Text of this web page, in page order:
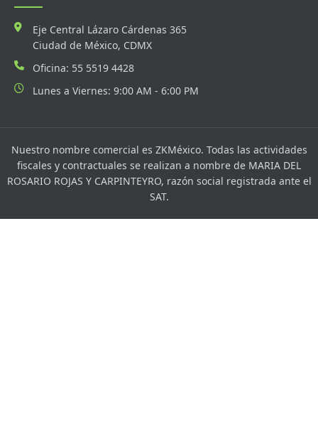
Eje Central Lázaro Cárdenas 365
Ciudad de México, CDMX
Oficina: 55 5519 4428
Lunes a Viernes: 9:00 AM - 6:00 PM
Nuestro nombre comercial es ZKMéxico. Todas las actividades
fiscales y contractuales se realizan a nombre de MARIA DEL
ROSARIO ROJAS Y CARPINTEYRO, razón social registrada ante el
SAT.